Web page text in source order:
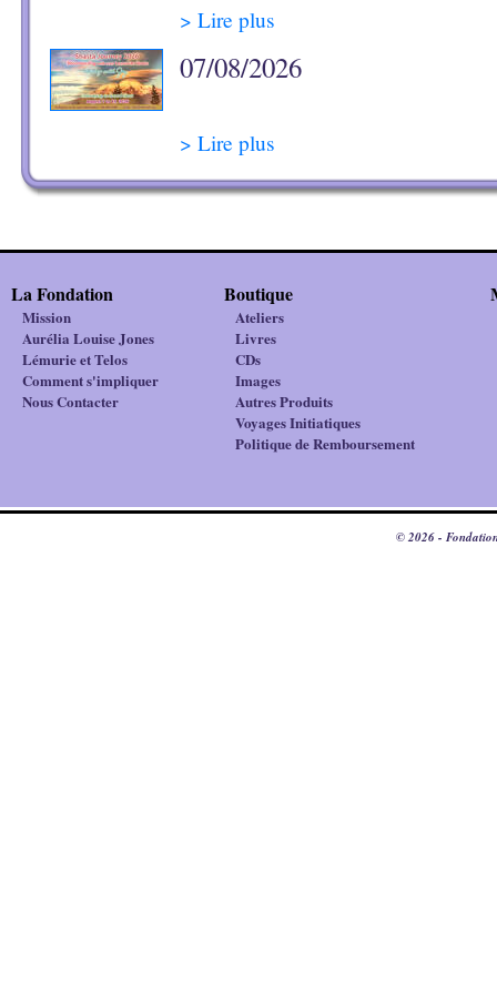
> Lire plus
07/08/2026
> Lire plus
La Fondation
Mission
Aurélia Louise Jones
Lémurie et Telos
Comment s'impliquer
Nous Contacter
Boutique
Ateliers
Livres
CDs
Images
Autres Produits
Voyages Initiatiques
Politique de Remboursement
© 2026 -